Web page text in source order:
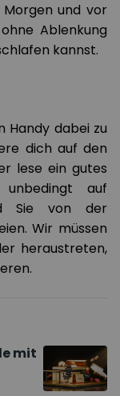
und vor
Ablenkung
kannst.
Handy dabei zu
dich auf den
lese ein gutes
auf
Sie von der
Wir müssen
heraustreten,
mit